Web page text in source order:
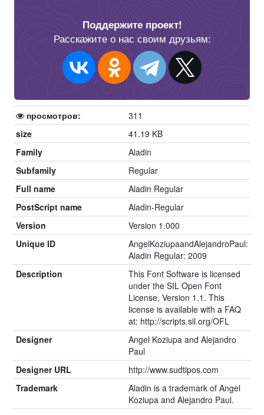
Поддержите проект!
Расскажите о нас своим друзьям:
просмотров:
311
size
41.19 KB
Family
Aladin
Subfamily
Regular
Full name
Aladin Regular
PostScript name
Aladin-Regular
Version
Version 1.000
Unique ID
AngelKoziupaandAlejandroPaul:
Aladin Regular: 2009
Description
This Font Software is licensed
under the SIL Open Font
License, Version 1.1. This
license is available with a FAQ
at: http://scripts.sil.org/OFL
Designer
Angel Koziupa and Alejandro
Paul
Designer URL
http://www.sudtipos.com
Trademark
Aladin is a trademark of Angel
Koziupa and Alejandro Paul.